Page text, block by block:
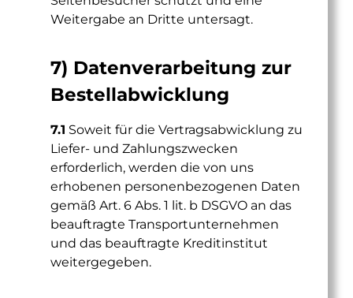
Weitergabe an Dritte untersagt.
7) Datenverarbeitung zur
Bestellabwicklung
7.1 Soweit für die Vertragsabwicklung zu
Liefer- und Zahlungszwecken
erforderlich, werden die von uns
erhobenen personenbezogenen Daten
gemäß Art. 6 Abs. 1 lit. b DSGVO an das
beauftragte Transportunternehmen
und das beauftragte Kreditinstitut
weitergegeben.